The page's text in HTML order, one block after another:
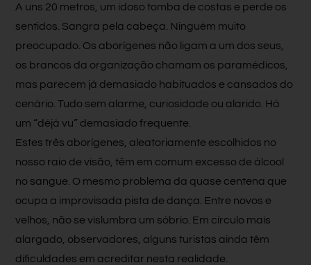
A uns 20 metros, um idoso tomba de costas e perde os
sentidos. Sangra pela cabeça. Ninguém muito
preocupado. Os aborígenes não ligam a um dos seus,
os brancos da organização chamam os paramédicos,
mas parecem já demasiado habituados e cansados do
cenário. Tudo sem alarme, curiosidade ou alarido. Há
um “déjà vu” demasiado frequente.
Estes três aborígenes, aleatoriamente escolhidos no
nosso raio de visão, têm em comum excesso de álcool
no sangue. O mesmo problema da quase centena que
ocupa a improvisada pista de dança. Entre novos e
velhos, não se vislumbra um sóbrio. Em círculo mais
alargado, observadores, alguns turistas ainda têm
dificuldades em acreditar nesta realidade.